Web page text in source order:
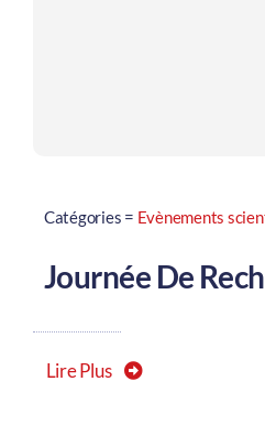
Catégories = Evènements
Journée De
Lire Plus